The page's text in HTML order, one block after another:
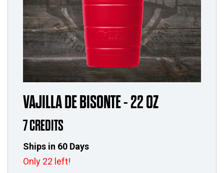
VAJILLA DE BISONTE - 22 OZ
7 CREDITS
Ships in 60 Days
Only 22 left!